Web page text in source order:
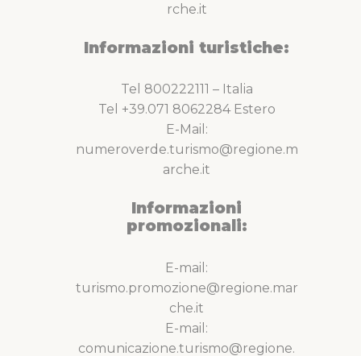
rche.it
Informazioni turistiche:
Tel 800222111 – Italia
Tel +39.071 8062284 Estero
E-Mail:
numeroverde.turismo@regione.m
arche.it
Informazioni
promozionali:
E-mail:
turismo.promozione@regione.mar
che.it
E-mail:
comunicazione.turismo@regione.